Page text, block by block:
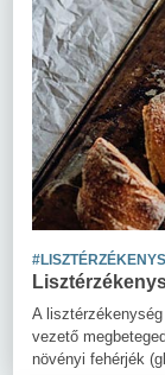
A
vezető
növényi fehérjék